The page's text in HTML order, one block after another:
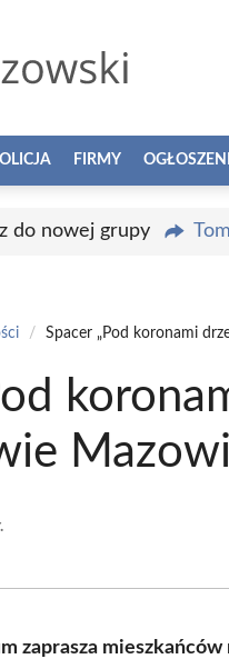
FIRMY
do nowej grupy
/ Spacer „Pod koronami
zaprasza